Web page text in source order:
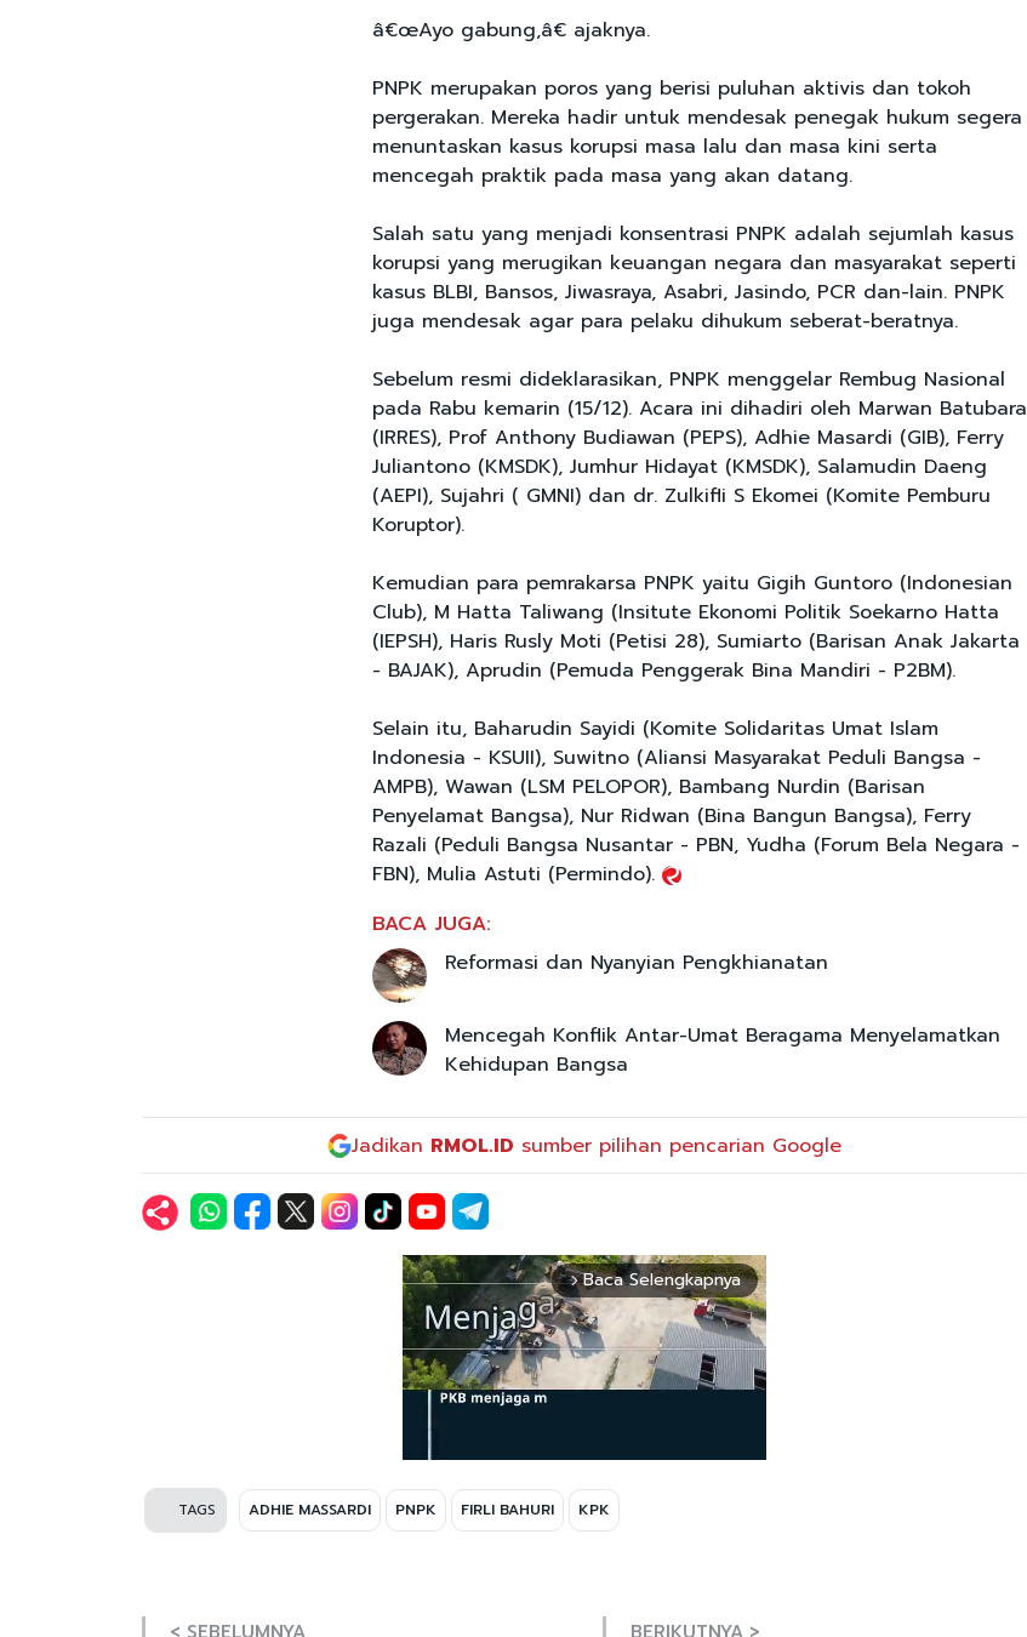
â€œAyo gabung,â€ ajaknya.
PNPK merupakan poros yang berisi puluhan aktivis dan tokoh
pergerakan. Mereka hadir untuk mendesak penegak hukum segera
menuntaskan kasus korupsi masa lalu dan masa kini serta
mencegah praktik pada masa yang akan datang.
Salah satu yang menjadi konsentrasi PNPK adalah sejumlah kasus
korupsi yang merugikan keuangan negara dan masyarakat seperti
kasus BLBI, Bansos, Jiwasraya, Asabri, Jasindo, PCR dan-lain. PNPK
juga mendesak agar para pelaku dihukum seberat-beratnya.
Sebelum resmi dideklarasikan, PNPK menggelar Rembug Nasional
pada Rabu kemarin (15/12). Acara ini dihadiri oleh Marwan Batubara
(IRRES), Prof Anthony Budiawan (PEPS), Adhie Masardi (GIB), Ferry
Juliantono (KMSDK), Jumhur Hidayat (KMSDK), Salamudin Daeng
(AEPI), Sujahri ( GMNI) dan dr. Zulkifli S Ekomei (Komite Pemburu
Koruptor).
Kemudian para pemrakarsa PNPK yaitu Gigih Guntoro (Indonesian
Club), M Hatta Taliwang (Insitute Ekonomi Politik Soekarno Hatta
(IEPSH), Haris Rusly Moti (Petisi 28), Sumiarto (Barisan Anak Jakarta
- BAJAK), Aprudin (Pemuda Penggerak Bina Mandiri - P2BM).
Selain itu, Baharudin Sayidi (Komite Solidaritas Umat Islam
Indonesia - KSUII), Suwitno (Aliansi Masyarakat Peduli Bangsa -
AMPB), Wawan (LSM PELOPOR), Bambang Nurdin (Barisan
Penyelamat Bangsa), Nur Ridwan (Bina Bangun Bangsa), Ferry
Razali (Peduli Bangsa Nusantar - PBN, Yudha (Forum Bela Negara -
FBN), Mulia Astuti (Permindo).
BACA JUGA:
Reformasi dan Nyanyian Pengkhianatan
Mencegah Konflik Antar-Umat Beragama Menyelamatkan
Kehidupan Bangsa
Jadikan RMOL.ID sumber pilihan pencarian Google
arrow_forward_ios Baca Selengkapnya
TAGS ADHIE MASSARDI PNPK FIRLI BAHURI KPK